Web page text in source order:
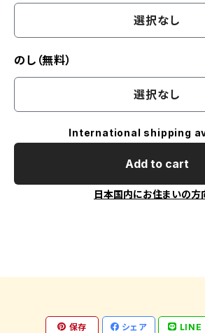
選択なし
のし（無料）
選択なし
International shipping
Add to cart
日本国内にお住まいの方
保存 シェア LINE